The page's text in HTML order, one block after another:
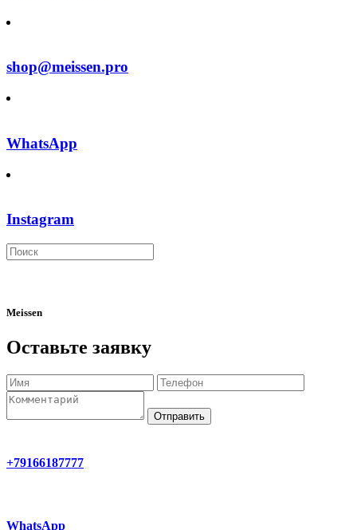
shop@meissen.pro
WhatsApp
Instagram
Meissen
Оставьте заявку
Отправить
+79166187777
WhatsApp